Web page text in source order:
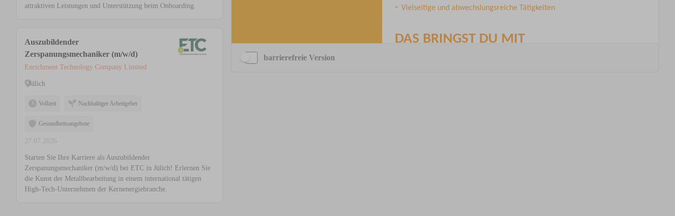
attraktiven Leistungen und Unterstützung beim Onboarding.
Auszubildender
Zerspanungsmechaniker (m/w/d)
Enrichment Technology Company Limited
Jülich
Vollzeit Nachhaltiger Arbeitgeber
Gesundheitsangebote
27.07.2026
Starten Sie Ihre Karriere als Auszubildender
Zerspanungsmechaniker (m/w/d) bei ETC in Jülich! Erlernen Sie
die Kunst der Metallbearbeitung in einem international tätigen
High-Tech-Unternehmen der Kernenergiebranche.
barrierefreie Version